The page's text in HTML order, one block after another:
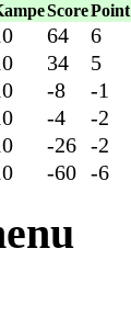
ScorePoint
64
6
34
5
-8
-1
-4
-2
-26 -2
-60 -6